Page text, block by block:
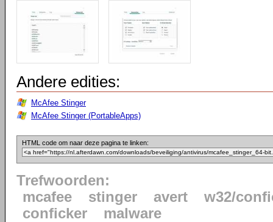
Andere edities:
McAfee Stinger
McAfee Stinger (PortableApps)
HTML code om naar deze pagina te linken:
Trefwoorden:
mcafee
stinger avert
w32/
conficker
malware